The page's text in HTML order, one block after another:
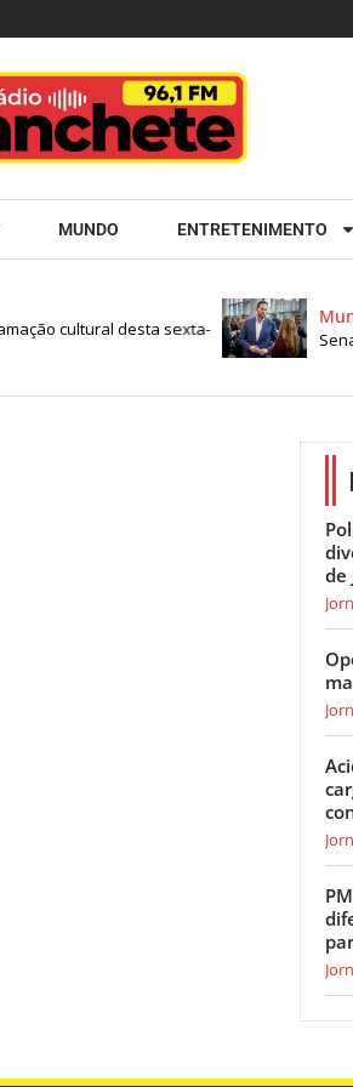
MUNDO ENTRETENIMENTO
cultural desta sexta-
de